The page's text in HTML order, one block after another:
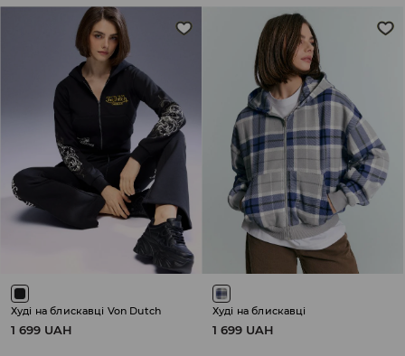
Худі на блискавці Von Dutch
1 699 UAH
Худі на блискавці
1 699 UAH